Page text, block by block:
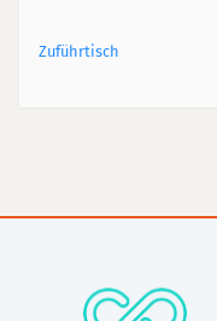
Zuführtisch